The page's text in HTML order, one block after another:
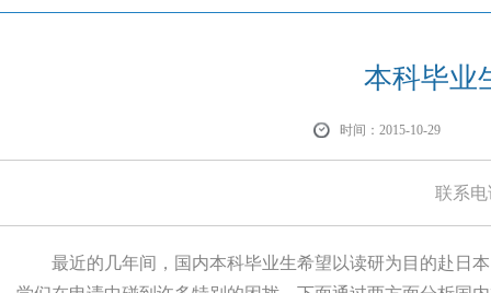
本科毕业
时间：2015-10-29
联系
最近的几年间，国内本科毕业生希望以读研为目的赴 日